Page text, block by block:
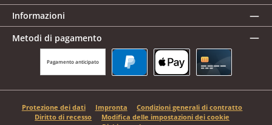
Informazioni
Metodi di pagamento
Pagamento anticipato
Protezione dei dati Impronta
Condizioni generali di contratto
Diritto di recesso
Modifica delle impostazioni dei cookie